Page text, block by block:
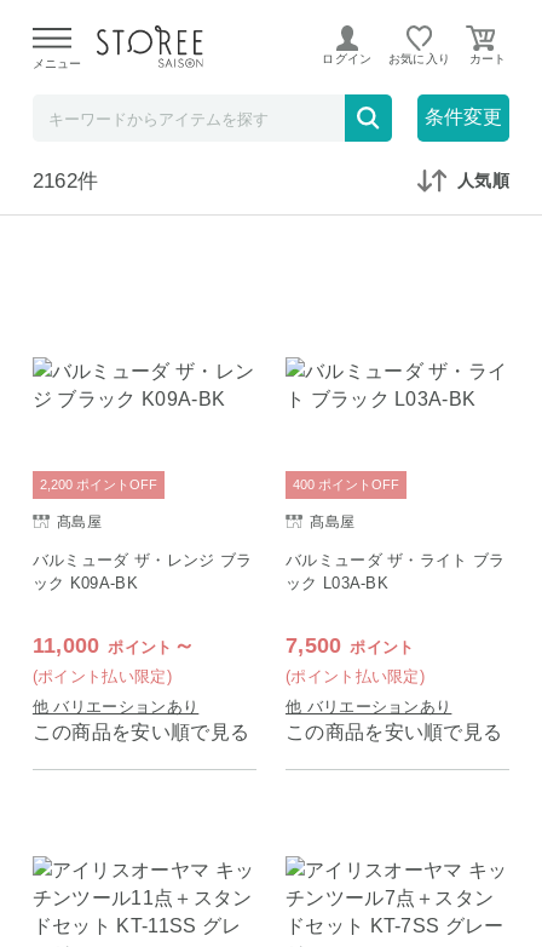
よる配送遅延が発生しております。
メニュー ログイン お気に入り
条件変更
在庫なしも表示 セール対象のみ
2162件 人気順
髙島屋
バルミューダ ザ・レンジ ブラ
ック K09A-BK
11,000 ポイント ～
(ポイント払い限定)
2,200 ポイント OFF
他 バリエーションあり
この商品を安い順で見る
髙島屋
バルミューダ ザ・ライト ブラ
ック L03A-BK
7,500 ポイント
(ポイント払い限定)
400 ポイント OFF
他 バリエーションあり
この商品を安い順で見る